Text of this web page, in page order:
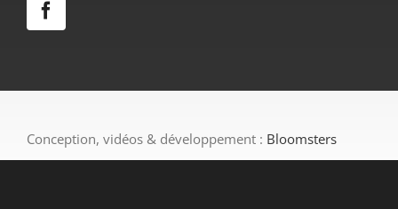
Conception, vidéos & développement : Bloomsters